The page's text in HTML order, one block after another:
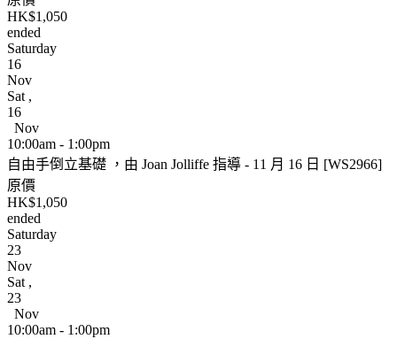
HK$1,050
ended
Saturday
16
Nov
Sat ,
16
Nov
10:00am - 1:00pm
自由手倒立基礎 ，由 Joan Jolliffe 指導 - 11 月 16 日 [WS2966]
原價
HK$1,050
ended
Saturday
23
Nov
Sat ,
23
Nov
10:00am - 1:00pm